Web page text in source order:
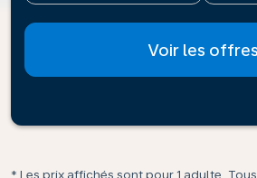
Voir les offres
* Les prix affichés sont pour 1 adulte.